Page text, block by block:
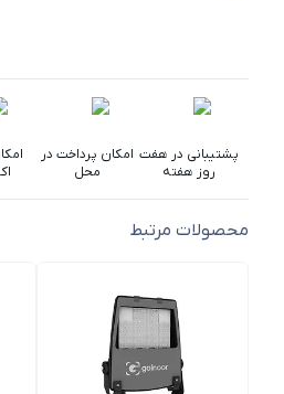
پشتیبانی در هفت
روز هفته
امکان پرداخت در
محل
محصولات مرتبط